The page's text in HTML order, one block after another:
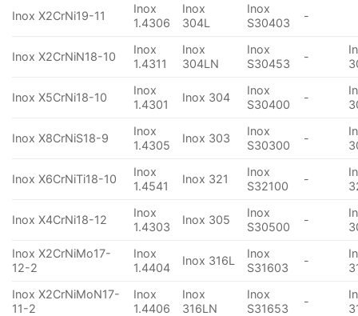
Inox X2CrNi19-11
Inox
1.4306
Inox
304L
Inox
S30403
-
Inox X2CrNiN18-10
Inox
1.4311
Inox
304LN
Inox
S30453
-
Inox X5CrNi18-10
Inox
1.4301
Inox 304
Inox
S30400
-
Inox X8CrNiS18-9
Inox
1.4305
Inox 303
Inox
S30300
-
Inox X6CrNiTi18-10
Inox
1.4541
Inox 321
Inox
S32100
-
Inox X4CrNi18-12
Inox
1.4303
Inox 305
Inox
S30500
-
Inox X2CrNiMo17-
12-2
Inox
1.4404
Inox 316L
Inox
S31603
-
Inox X2CrNiMoN17-
11-2
Inox
1.4406
Inox
316LN
Inox
S31653
-